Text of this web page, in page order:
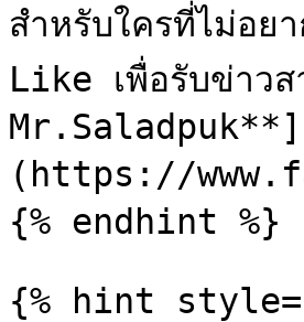
สำหรับใครที่ไม่อย
Like เพื่อรับข่าว
Mr.Saladpuk**]
(https://
{% endhint %}
{% hint